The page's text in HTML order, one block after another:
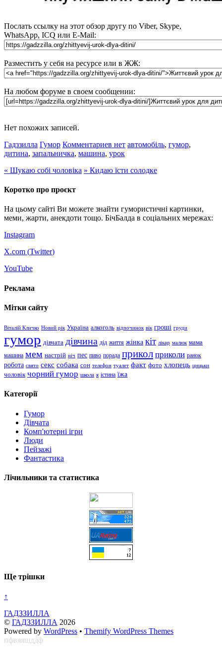
Послать ссылку на этот обзор другу по Viber, Skype,
WhatsApp, ICQ или E-Mail:
Разместить у себя на ресурсе или в ЖЖ:
На любом форуме в своем сообщении:
Нет похожих записей.
Гадззилла Гумор Комментариев нет автомобіль, гумор,
дитина, запальничка, машина, урок
« Шукаю собі чоловіка » Кидаю їсти солодке
Коротко про проєкт
На цьому сайті Ви можете знайти гумористичні картинки,
меми, жарти, анекдоти тощо. БічБалда в соціальних мережах:
Instagram
X.com (Twitter)
YouTube
Реклама
Мітки сайту
Віталій Кличко Новий рік Україна алкоголь відпочинок вік гроші груди
гумор дівчата дівчина дід життя жінка кіт лікар малюк мама
машина мем настрій ніч пес пиво порада прикол приколи ранок
робота свято секс собака сон телефон туалет факт фото хлопець цицьки
чоловік чорний гумор школа я істина їжа
Категорії
Гумор
Дівчата
Комп'ютерні ігри
Люди
Пейзажі
Фантастика
Лічильники та статистика
Ще трішки
↑
ГАДЗЗИЛЛА
© ГАДЗЗИЛЛА 2026
Powered by WordPress • Themify WordPress Themes
пфвяяшддф